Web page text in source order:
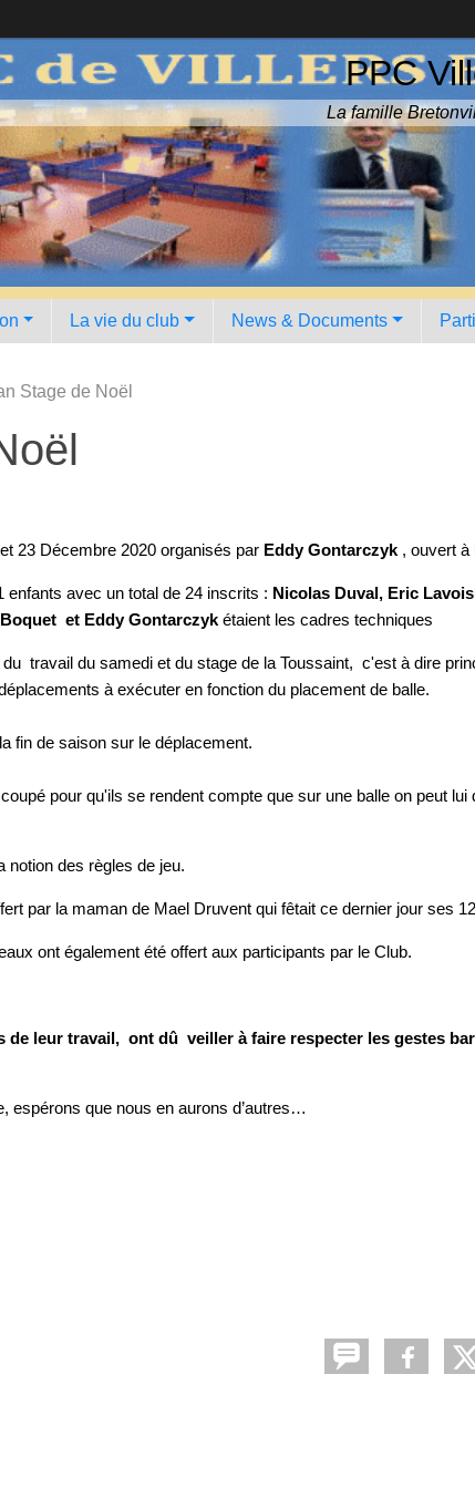
PPC
La famille
La vie du club News & Documents
Stage de Noël
23 Décembre 2020 organisés par Eddy Gontarczyk , ouvert à
avec un total de 24 inscrits : Nicolas Duval, Eric
et Eddy Gontarczyk étaient les cadres techniques
travail du samedi et du stage de la Toussaint, c'est à dire
à exécuter en fonction du placement de balle.
fin de saison sur le déplacement.
pour qu'ils se rendent compte que sur une balle on peut lui
notion des règles de jeu.
par la maman de Mael Druvent qui fêtait ce dernier jour ses
ont également été offert aux participants par le Club.
de leur travail, ont dû veiller à faire respecter les gestes
espérons que nous en aurons d’autres…